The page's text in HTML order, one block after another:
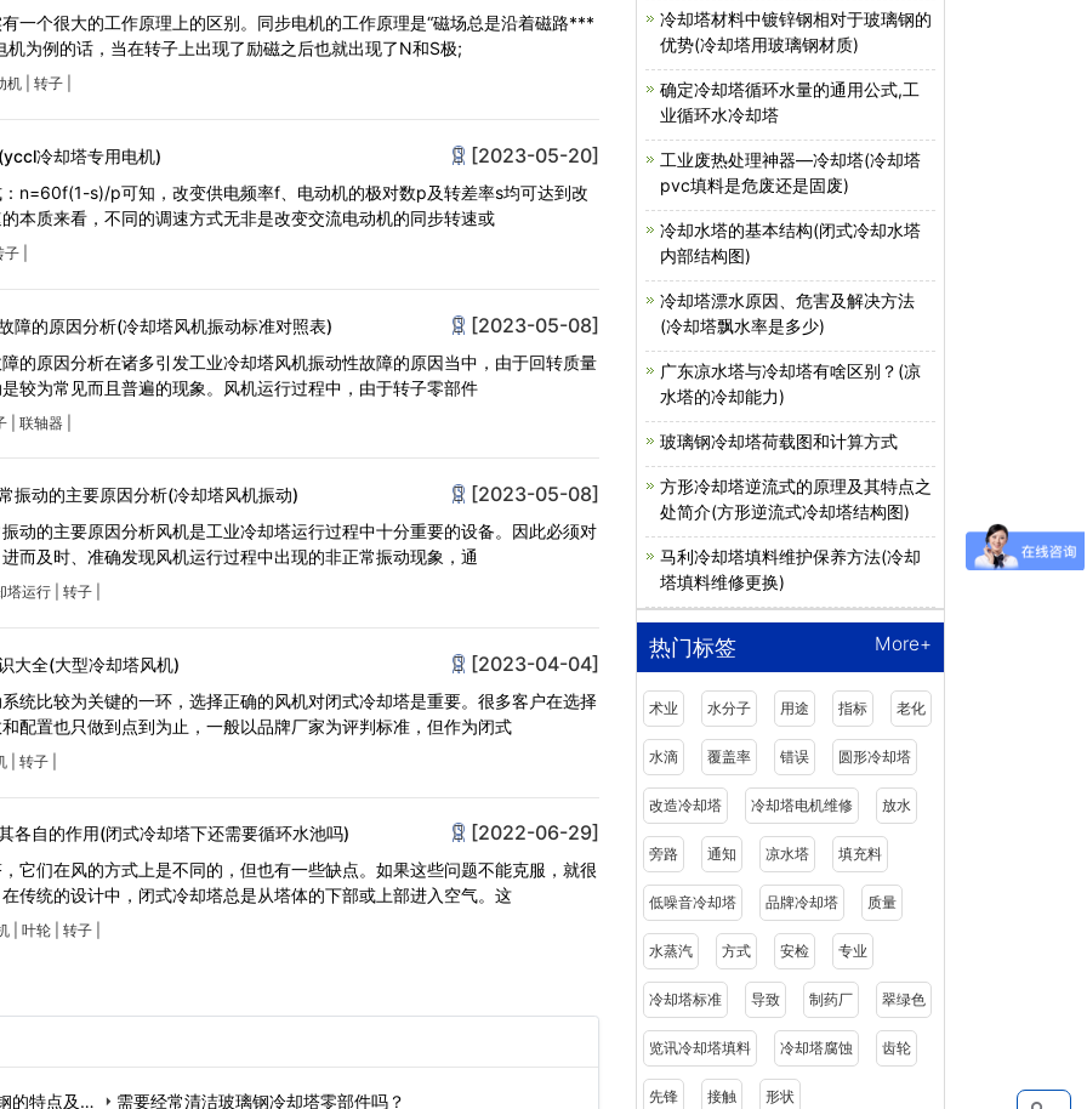
一个很大的工作原理上的区别。同步电机的工作原理是“磁场总是沿着磁路***
机为例的话，当在转子上出现了励磁之后也就出现了N和S极;
机 转子
冷却塔专用电机) [2023-05-20]
n=60f(1-s)/p可知，改变供电频率f、电动机的极对数p及转差率s均可达到改
质来看，不同的调速方式无非是改变交流电动机的同步转速或
子
障的原因分析(冷却塔风机振动标准对照表) [2023-05-08]
的原因分析在诸多引发工业冷却塔风机振动性故障的原因当中，由于回转质量
较为常见而且普遍的现象。风机运行过程中，由于转子零部件
联轴器
振动的主要原因分析(冷却塔风机振动) [2023-05-08]
动的主要原因分析风机是工业冷却塔运行过程中十分重要的设备。因此必须对
而及时、准确发现风机运行过程中出现的非正常振动现象，通
塔运行 转子
大全(大型冷却塔风机) [2023-04-04]
统比较为关键的一环，选择正确的风机对闭式冷却塔是重要。很多客户在选择
配置也只做到点到为止，一般以品牌厂家为评判标准，但作为闭式
转子
各自的作用(闭式冷却塔下还需要循环水池吗) [2022-06-29]
它们在风的方式上是不同的，但也有一些缺点。如果这些问题不能克服，就很
传统的设计中，闭式冷却塔总是从塔体的下部或上部进入空气。这
叶轮 转子
的特点及应 需要经常清洁玻璃钢冷却塔零部件吗？
冷却塔材料中镀锌钢相对于玻璃钢的
优势(冷却塔用玻璃钢材质)
确定冷却塔循环水量的通用公式,工
业循环水冷却塔
工业废热处理神器—冷却塔(冷却塔
pvc填料是危废还是固废)
冷却水塔的基本结构(闭式冷却水塔
内部结构图)
冷却塔漂水原因、危害及解决方法
(冷却塔飘水率是多少)
广东凉水塔与冷却塔有啥区别？(凉
水塔的冷却能力)
玻璃钢冷却塔荷载图和计算方式
方形冷却塔逆流式的原理及其特点之
处简介(方形逆流式冷却塔结构图)
马利冷却塔填料维护保养方法(冷却
塔填料维修更换)
热门标签 More+
术业 水分子 用途 指标 老化
水滴 覆盖率 错误 圆形冷却塔
改造冷却塔 冷却塔电机维修 放水
旁路 通知 凉水塔 填充料
低噪音冷却塔 品牌冷却塔 质量
水蒸汽 方式 安检 专业
冷却塔标准 导致 制药厂 翠绿色
览讯冷却塔填料 冷却塔腐蚀 齿轮
先锋 接触 形状